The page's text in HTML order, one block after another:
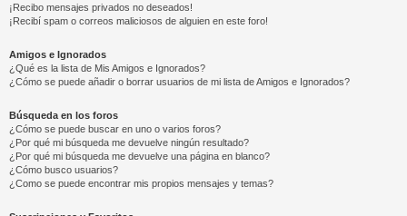
¡Recibo mensajes privados no deseados!
¡Recibí spam o correos maliciosos de alguien en este foro!
Amigos e Ignorados
¿Qué es la lista de Mis Amigos e Ignorados?
¿Cómo se puede añadir o borrar usuarios de mi lista de Amigos e Ignorados?
Búsqueda en los foros
¿Cómo se puede buscar en uno o varios foros?
¿Por qué mi búsqueda me devuelve ningún resultado?
¿Por qué mi búsqueda me devuelve una página en blanco?
¿Cómo busco usuarios?
¿Como se puede encontrar mis propios mensajes y temas?